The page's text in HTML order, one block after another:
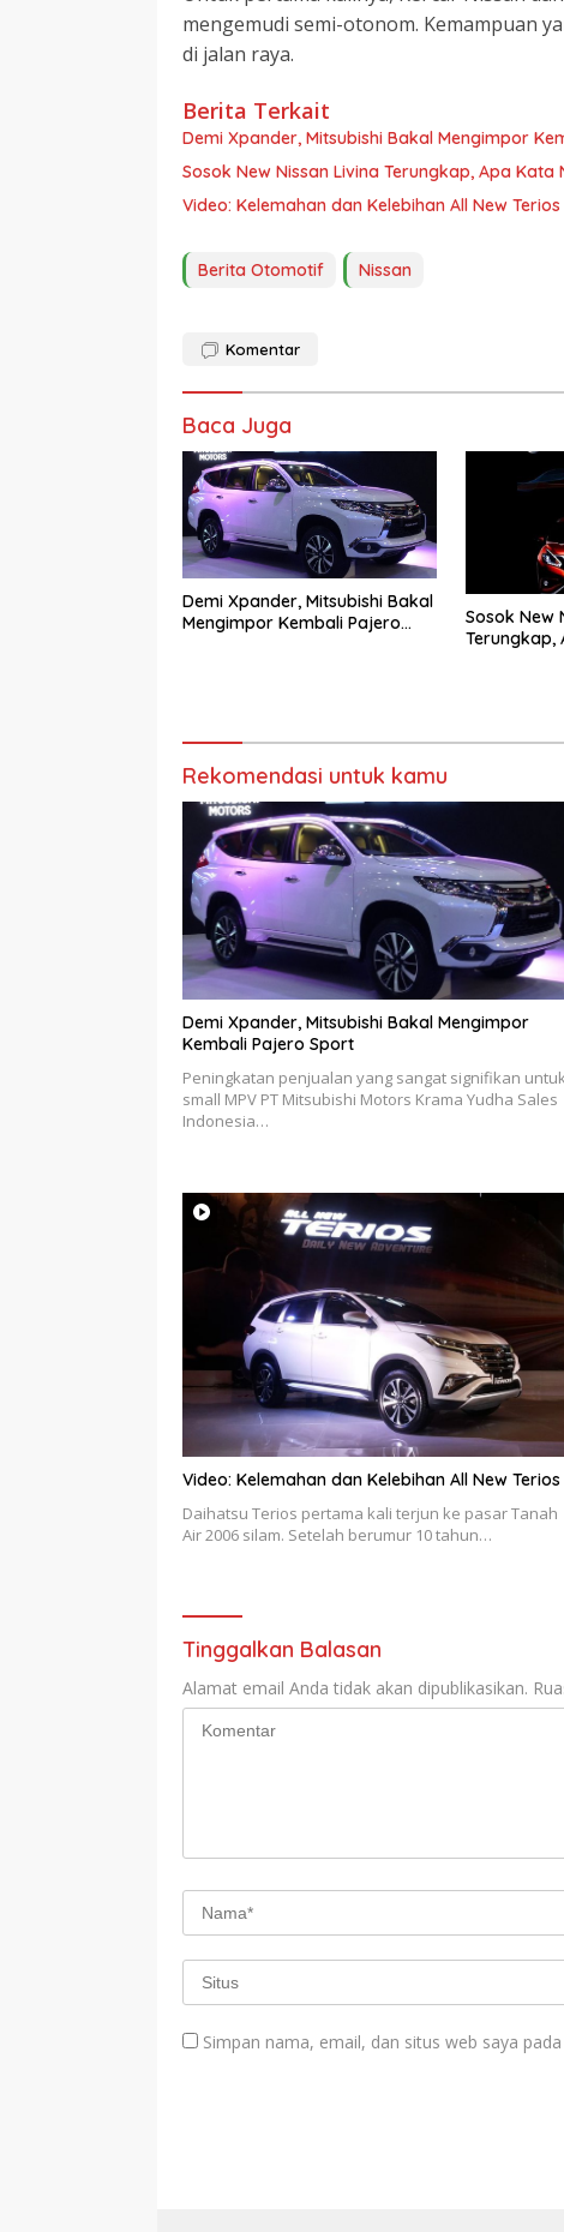
mengemudi semi-otonom. Kemampuan
di jalan raya.
Berita Terkait
Demi Xpander, Mitsubishi Bakal Mengimpor
Sosok New Nissan Livina Terungkap, Apa Kata
Video: Kelemahan dan Kelebihan All New Terios
Berita Otomotif Nissan
Komentar
Baca Juga
Demi Xpander, Mitsubishi Bakal
Mengimpor Kembali Pajero
Sosok New
Terungkap,
Rekomendasi untuk kamu
Demi Xpander, Mitsubishi Bakal Mengimpor
Kembali Pajero Sport
Peningkatan penjualan yang sangat signifikan untuk
small MPV PT Mitsubishi Motors Krama Yudha Sales
Indonesia…
Video: Kelemahan dan Kelebihan All New Terios
Daihatsu Terios pertama kali terjun ke pasar Tanah
Air 2006 silam. Setelah berumur 10 tahun…
Tinggalkan Balasan
Alamat email Anda tidak akan dipublikasikan.
Simpan nama, email, dan situs web saya